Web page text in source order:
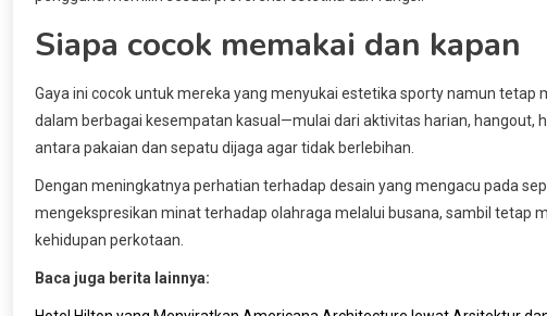
Siapa cocok memakai dan kapan
Gaya ini cocok untuk mereka yang menyukai estetika sporty namun
dalam berbagai kesempatan kasual—mulai dari aktivitas harian,
antara pakaian dan sepatu dijaga agar tidak berlebihan.
Dengan meningkatnya perhatian terhadap desain yang mengacu pada
mengekspresikan minat terhadap olahraga melalui busana, sambil tetap
kehidupan perkotaan.
Baca juga berita lainnya: